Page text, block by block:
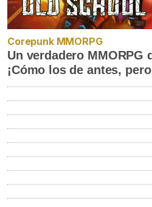
Corepunk MMORPG
Un verdadero MMORPG
¡Cómo los de antes,